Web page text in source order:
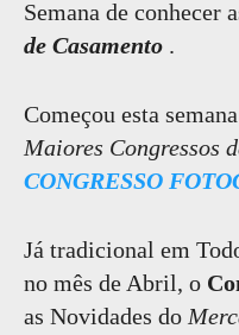
Semana de conhecer
de Casamento .
Começou esta
Maiores Congressos
CONGRESSO
Já tradicional em
no mês de Abril, o
as Novidades do